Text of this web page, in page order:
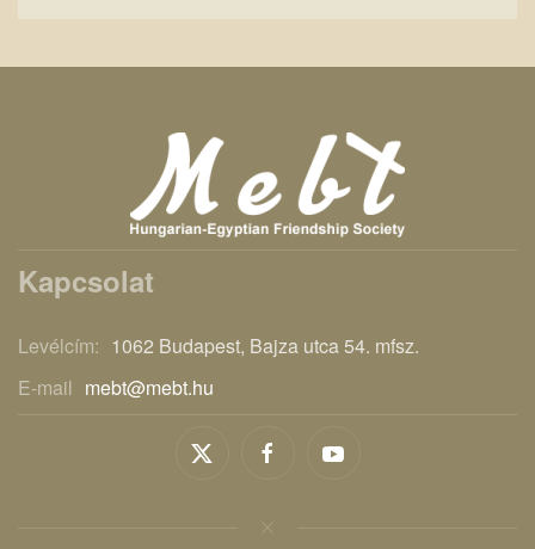
Kapcsolat
Levélcím: 1062 Budapest, Bajza utca 54. mfsz.
E-mail mebt@mebt.hu